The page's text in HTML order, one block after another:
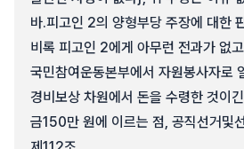
바.피고인 2의 양형부당 주장에 대한
비록 피고인 2에게 아무런 전과가 없
국민참여운동본부에서 자원봉사자로
경비보상 차원에서 돈을 수령한 것이
금150만 원에 이르는 점, 공직선거및